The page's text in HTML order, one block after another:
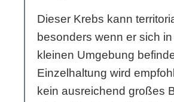
Dieser Krebs kann
besonders wenn er sich
kleinen Umgebung
Einzelhaltung wird
kein ausreichend großes